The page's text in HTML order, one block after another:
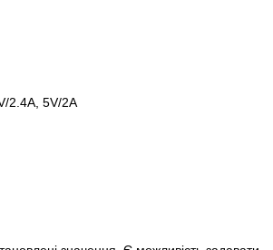
2.4A, 5V/2A